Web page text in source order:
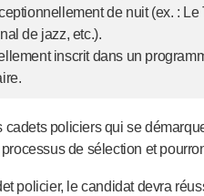
de nuit (ex. : Le
de jazz, etc.).
inscrit dans un
cadets policiers qui se
de sélection et
policier, le candidat devra